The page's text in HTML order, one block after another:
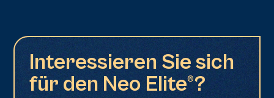
Interessieren Sie sich
für den Neo Elite®?